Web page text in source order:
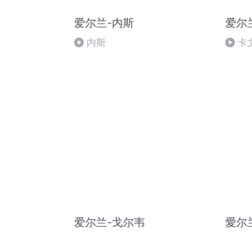
爱尔兰-内斯
内斯
爱尔
卡
爱尔兰-戈尔韦 愛尔